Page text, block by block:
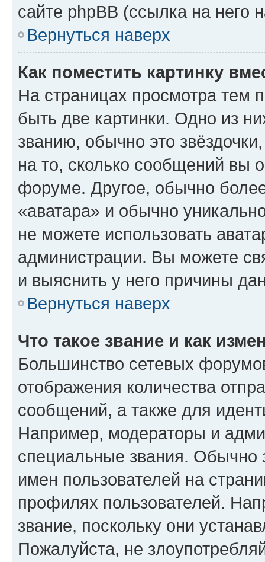
сайте phpBB (ссылка на него
Вернуться наверх
Как поместить картинку
На страницах просмотра тем
быть две картинки. Одно из
званию, обычно это
на то, сколько сообщений вы
форуме. Другое, обычно
«аватара» и обычно
не можете использовать
администрации. Вы можете
и выяснить у него причины
Вернуться наверх
Что такое звание и как
Большинство сетевых
отображения количества
сообщений, а также для
Например, модераторы и
специальные звания. Обычно
имен пользователей на
профилях пользователей.
звание, поскольку они
Пожалуйста, не